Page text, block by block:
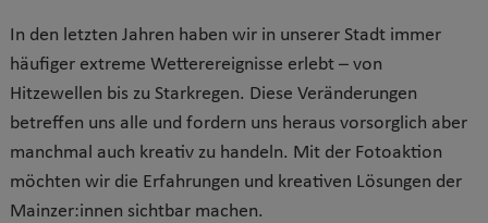
In den letzten Jahren haben wir in unserer Stadt immer
häufiger extreme Wetterereignisse erlebt – von
Hitzewellen bis zu Starkregen. Diese Veränderungen
betreffen uns alle und fordern uns heraus vorsorglich aber
manchmal auch kreativ zu handeln. Mit der Fotoaktion
möchten wir die Erfahrungen und kreativen Lösungen der
Mainzer:innen sichtbar machen.